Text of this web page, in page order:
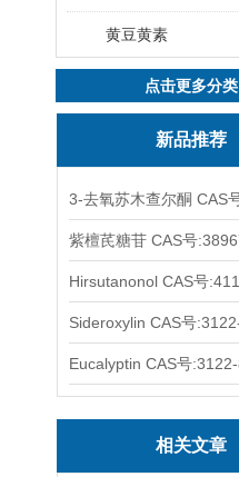
黄豆黄素
点击更多分类
新品推荐
相关文章